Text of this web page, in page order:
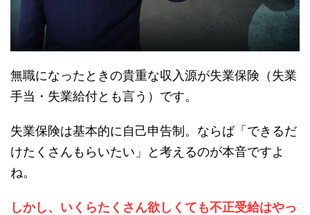
無職になったときの貴重な収入源が失業保険（失業
手当・失業給付とも言う）です。
失業保険は基本的に自己申告制。ならば「できるだ
けたくさんもらいたい」と考えるのが本音ですよ
ね。
しかし、いくらたくさん欲しくても不正受給はやっ